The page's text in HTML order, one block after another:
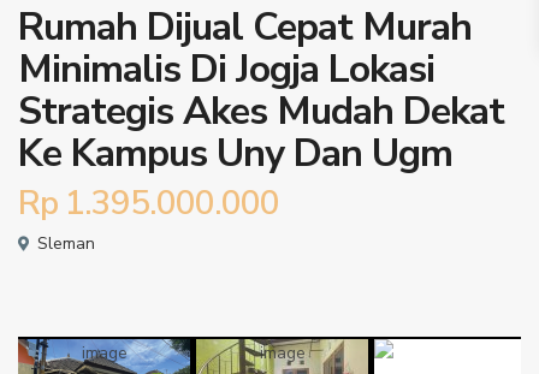
Rumah Dijual Cepat Murah
Minimalis Di Jogja Lokasi
Strategis Akes Mudah Dekat
Ke Kampus Uny Dan Ugm
Rp 1.395.000.000
Sleman